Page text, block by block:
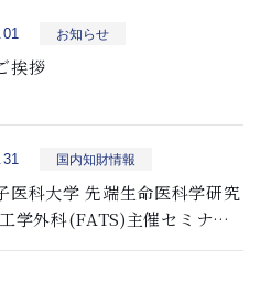
お知らせ
挨拶
国内知財情報
医科大学 先端生命医科学研究
学外科(FATS)主催セミナー
機開発における知財につい